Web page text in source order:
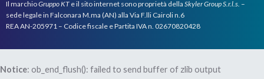
Il marchioGruppo KT e il sito internet sono proprietà della Skyler Group S.r.l.s. –
sede legale in Falconara M.ma (AN) alla Via F.lli Cairoli n.6
REA AN-205971 – Codice fiscale e Partita IVA n. 02670820428
Notice: ob_end_flush(): failed to send buffer of zlib output